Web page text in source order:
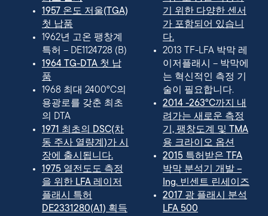
1957 온도 저울(TGA)
첫 납품
1962년 고온 팽창계
특허 – DE1124728 (B)
1964 TG-DTA 첫 납
품
1968 최대 2400°C의
용광로를 갖춘 최초
의 DTA
1971 최초의 DSC(차
동 주사 열량계)가 시
장에 출시됩니다.
1975 열전도도 측정
을 위한 LFA 레이저
플래시 특허
DE2331280(A1) 획득
기 위한 다양한 센서
가 포함되어 있습니
다.
2013 TF-LFA 박막 레
이저플래시 – 박막에
는 혁신적인 측정 기
술이 필요합니다.
2014 -263°C까지 내
려가는 새로운 측정
기, 팽창도계 및 TMA
용 크라이오 옵션
2015 특허받은 TFA
박막 분석기 개발 –
Ing. 빈센트 린세이즈
2017 광 플래시 분석
LFA 500